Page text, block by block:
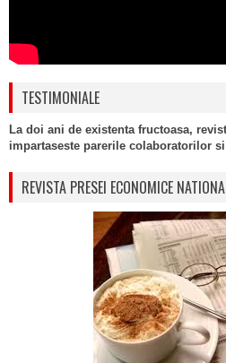
TESTIMONIALE
La doi ani de existenta fructoasa,
impartaseste parerile colaboratorilor
REVISTA PRESEI ECONOMICE